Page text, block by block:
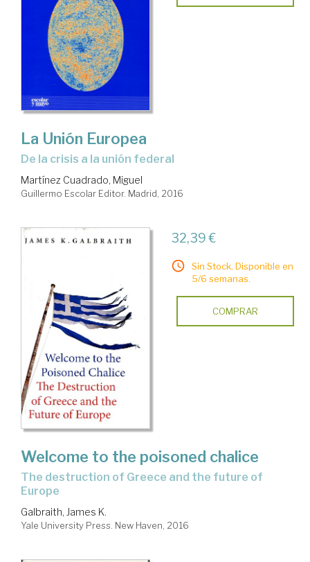
La Unión Europea
de la crisis a la unión federal
Martínez Cuadrado, Miguel
Guillermo Escolar Editor. Madrid, 2016
32,39 €
Sin Stock. Disponible en
5/6 semanas.
COMPRAR
Welcome to the poisoned chalice
the destruction of Greece and the future of
Europe
Galbraith, James K.
Yale University Press. New Haven, 2016